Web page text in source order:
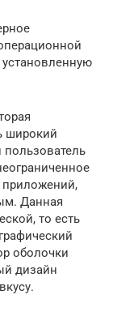
широкий
приложений,
Данная
то есть
оболочки
дизайн